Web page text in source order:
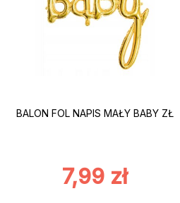
BALON FOL NAPIS MAŁY BABY ZŁ
7,99 zł